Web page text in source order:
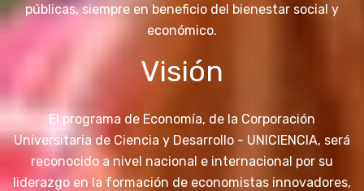
públicas, siempre en beneficio del bienestar social y
económico.
Visión
El programa de Economía, de la Corporación
Universitaria de Ciencia y Desarrollo - UNICIENCIA, será
reconocido a nivel nacional e internacional por su
liderazgo en la formación de economistas innovadores,